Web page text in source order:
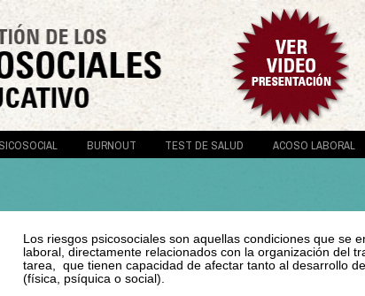
BURNOUT TEST DE SALUD ACOSO LABORAL
Los riesgos psicosociales son aquellas condiciones que se
laboral, directamente relacionados con la organización del
tarea, que tienen capacidad de afectar tanto al desarrollo
(física, psíquica o social).